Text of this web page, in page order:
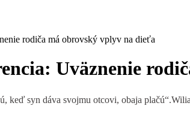
rodiča má obrovský vplyv na dieťa
Uväznenie
keď syn dáva svojmu otcovi, obaja